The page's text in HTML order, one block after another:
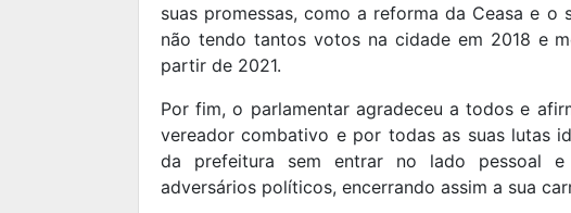
suas promessas, como a reforma da Ceasa e
não tendo tantos votos na cidade em 2018 e
partir de 2021.
Por fim, o parlamentar agradeceu a todos e
vereador combativo e por todas as suas lutas
da prefeitura sem entrar no lado pessoal
adversários políticos, encerrando assim a sua